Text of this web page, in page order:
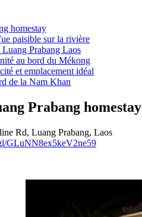
homestay
paisible sur la rivière
Prabang Laos
au bord du Mékong
et emplacement idéal
de la Nam Khan
Prabang homestay
Rd, Luang Prabang, Laos
GLuNN8ex5keV2ne59